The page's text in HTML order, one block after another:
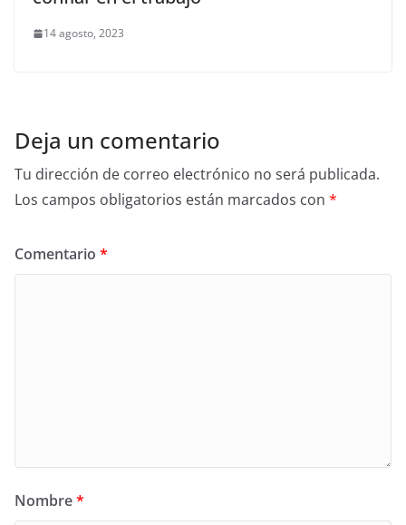
14 agosto, 2023
Deja un comentario
Tu dirección de correo electrónico no será publicada.
Los campos obligatorios están marcados con *
Comentario *
Nombre*